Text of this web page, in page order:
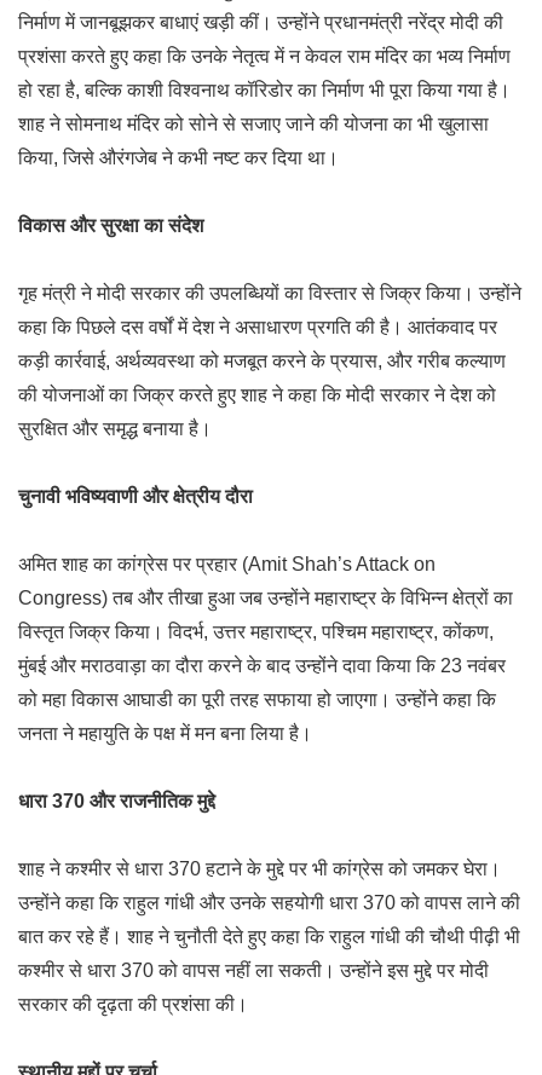
निर्माण में जानबूझकर बाधाएं खड़ी कीं। उन्होंने प्रधानमंत्री नरेंद्र मोदी की
प्रशंसा करते हुए कहा कि उनके नेतृत्व में न केवल राम मंदिर का भव्य निर्माण
हो रहा है, बल्कि काशी विश्वनाथ कॉरिडोर का निर्माण भी पूरा किया गया है।
शाह ने सोमनाथ मंदिर को सोने से सजाए जाने की योजना का भी खुलासा
किया, जिसे औरंगजेब ने कभी नष्ट कर दिया था।
विकास और सुरक्षा का संदेश
गृह मंत्री ने मोदी सरकार की उपलब्धियों का विस्तार से जिक्र किया। उन्होंने
कहा कि पिछले दस वर्षों में देश ने असाधारण प्रगति की है। आतंकवाद पर
कड़ी कार्रवाई, अर्थव्यवस्था को मजबूत करने के प्रयास, और गरीब कल्याण
की योजनाओं का जिक्र करते हुए शाह ने कहा कि मोदी सरकार ने देश को
सुरक्षित और समृद्ध बनाया है।
चुनावी भविष्यवाणी और क्षेत्रीय दौरा
अमित शाह का कांग्रेस पर प्रहार (Amit Shah’s Attack on
Congress) तब और तीखा हुआ जब उन्होंने महाराष्ट्र के विभिन्न क्षेत्रों का
विस्तृत जिक्र किया। विदर्भ, उत्तर महाराष्ट्र, पश्चिम महाराष्ट्र, कोंकण,
मुंबई और मराठवाड़ा का दौरा करने के बाद उन्होंने दावा किया कि 23 नवंबर
को महा विकास आघाडी का पूरी तरह सफाया हो जाएगा। उन्होंने कहा कि
जनता ने महायुति के पक्ष में मन बना लिया है।
धारा 370 और राजनीतिक मुद्दे
शाह ने कश्मीर से धारा 370 हटाने के मुद्दे पर भी कांग्रेस को जमकर घेरा।
उन्होंने कहा कि राहुल गांधी और उनके सहयोगी धारा 370 को वापस लाने की
बात कर रहे हैं। शाह ने चुनौती देते हुए कहा कि राहुल गांधी की चौथी पीढ़ी भी
कश्मीर से धारा 370 को वापस नहीं ला सकती। उन्होंने इस मुद्दे पर मोदी
सरकार की दृढ़ता की प्रशंसा की।